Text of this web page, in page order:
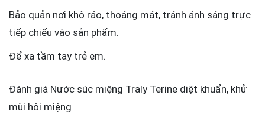
Bảo quản nơi khô ráo, thoáng mát, tránh ánh sáng trực
tiếp chiếu vào sản phẩm.
Để xa tầm tay trẻ em.
Đánh giá Nước súc miệng Traly Terine diệt khuẩn, khử
mùi hôi miệng